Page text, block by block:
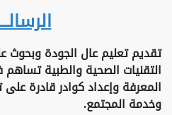
تقديم تعليم عال الجودة وبحوث
التقنيات الصحية والطبية
المعرفة وإعداد كوادر قادرة
وخدمة المجتمع.